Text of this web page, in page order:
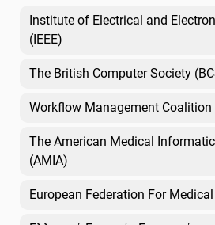
Institute of Electrical and
(IEEE)
The British Computer Society
Workflow Management Coalition
The American Medical
(AMIA)
European Federation For